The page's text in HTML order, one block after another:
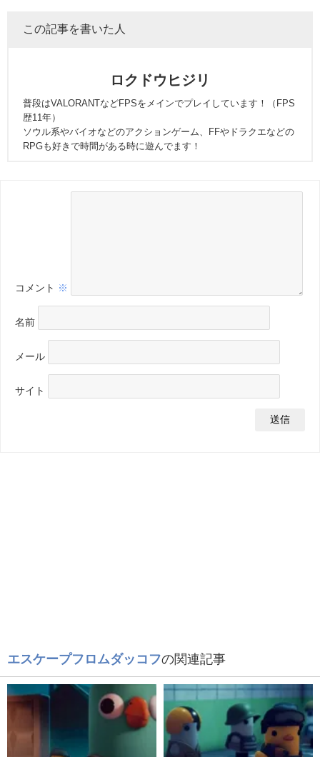
この記事を書いた人
ロクドウヒジリ
普段はVALORANTなどFPSをメインでプレイしています！（FPS
歴11年）
ソウル系やバイオなどのアクションゲーム、FFやドラクエなどの
RPGも好きで時間がある時に遊んでます！
コメント ※
名前
メール
サイト
エスケープフロムダッコフの関連記事